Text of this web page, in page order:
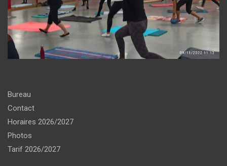
Bureau
Contact
Horaires 2026/2027
Photos
Tarif 2026/2027